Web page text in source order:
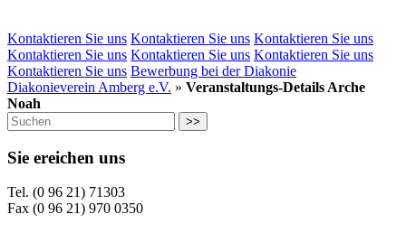
Kontaktieren Sie uns Kontaktieren Sie uns Kontaktieren Sie uns
Kontaktieren Sie uns Kontaktieren Sie uns Kontaktieren Sie uns
Kontaktieren Sie uns Bewerbung bei der Diakonie
Diakonieverein Amberg e.V. » Veranstaltungs-Details Arche
Noah
>>
Sie ereichen uns
Tel. (0 96 21) 71303
Fax (0 96 21) 970 0350